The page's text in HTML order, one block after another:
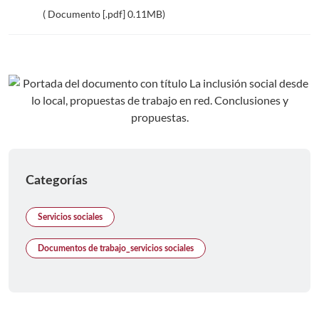
( Documento [.pdf] 0.11MB)
Categorías
Servicios sociales
Documentos de trabajo_servicios sociales